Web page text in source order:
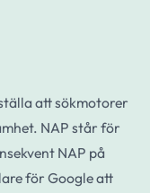
att sökmotorer
NAP står för
NAP på
för Google att